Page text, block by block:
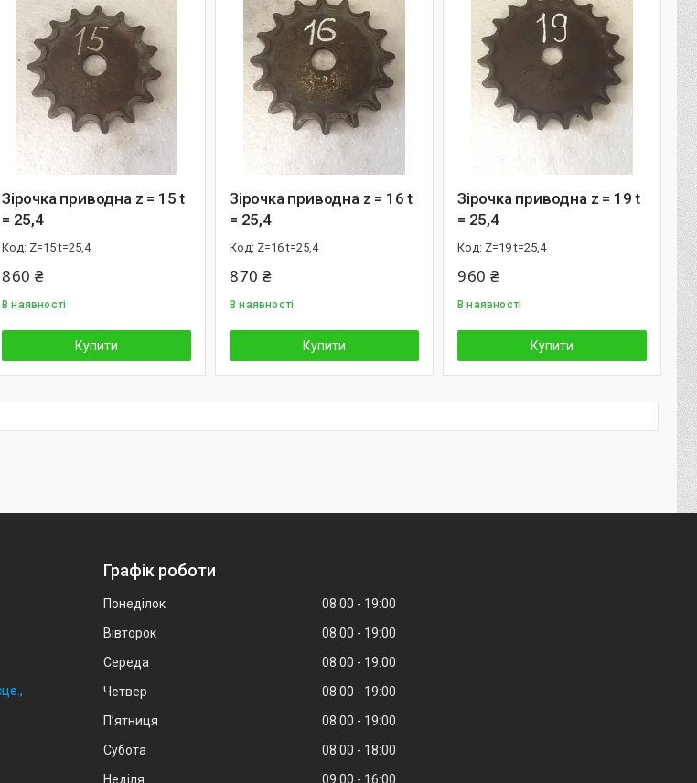
Зірочка приводна z = 15 t
= 25,4
Z=15 t=25,4
860 ₴
В наявності
Купити
Зірочка приводна z = 16 t
= 25,4
Z=16 t=25,4
870 ₴
В наявності
Купити
Зірочка приводна z = 19 t
= 25,4
Z=19 t=25,4
960 ₴
В наявності
Купити
Графік роботи
Понеділок 08:00
19:00
Вівторок
08:00
19:00
Середа
08:00
19:00
Четвер
08:00
19:00
Пʼятниця
08:00
19:00
Субота
08:00
18:00
Неділя
09:00 16:00